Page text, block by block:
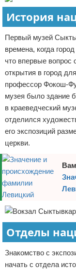
История
Первый музей
времена, когда
что впервые вопрос
открытия в город
профессор Фокош-
музея было здание
в краеведческий
отделился
его экспозиций
церкви.
Отделы
Знакомство с
начать с отдела